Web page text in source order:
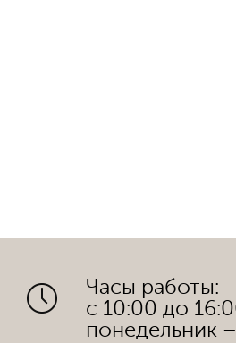
Часы работы:
с 10:00 до
понедельник